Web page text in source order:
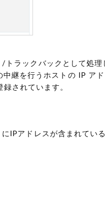
トラックバックとして処理
継を行うホストの IP ア
されています。
IPアドレスが含まれてい